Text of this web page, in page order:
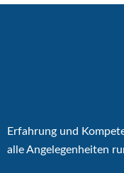
Erfahrung und
alle Angelegenheiten